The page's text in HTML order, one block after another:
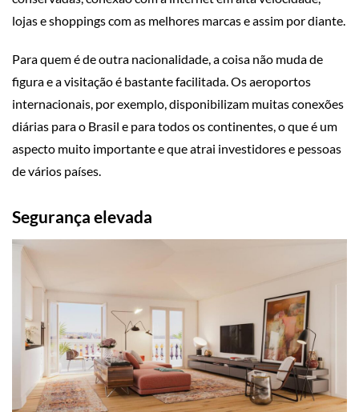
lojas e shoppings com as melhores marcas e assim por diante.
Para quem é de outra nacionalidade, a coisa não muda de
figura e a visitação é bastante facilitada. Os aeroportos
internacionais, por exemplo, disponibilizam muitas conexões
diárias para o Brasil e para todos os continentes, o que é um
aspecto muito importante e que atrai investidores e pessoas
de vários países.
Segurança elevada